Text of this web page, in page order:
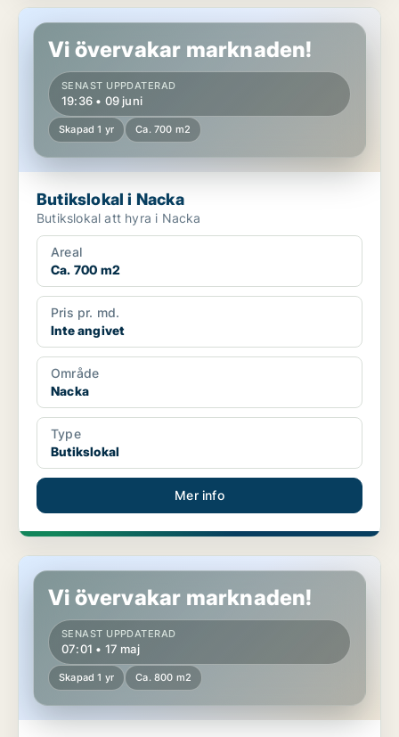
Butikslokal i Nacka
Vi övervakar marknaden!
SENAST UPPDATERAD
19:36 • 09 juni
Skapad 1 yr Ca. 700 m2
Butikslokal i Nacka
Butikslokal att hyra i Nacka
Areal
Ca. 700 m2
Pris pr. md.
Inte angivet
Område
Nacka
Type
Butikslokal
Mer info
Butikslokal i Lundby
Vi övervakar marknaden!
SENAST UPPDATERAD
07:01 • 17 maj
Skapad 1 yr Ca. 800 m2